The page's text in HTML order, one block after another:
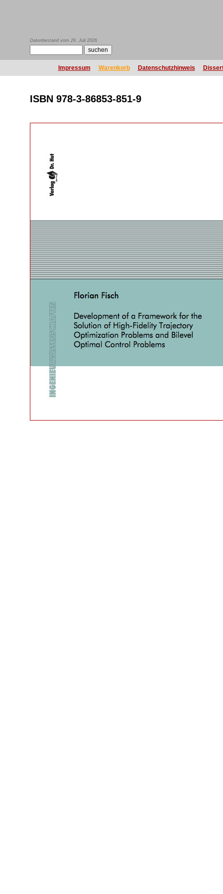
Datenbestand vom 29. Juli 2026
Impressum Warenkorb Datenschutzhinweis
ISBN 978-3-86853-851-9